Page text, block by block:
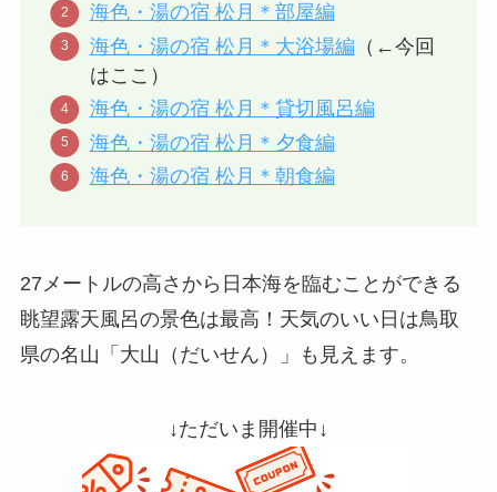
海色・湯の宿 松月＊部屋編
海色・湯の宿 松月＊大浴場編 （←今回
はここ）
海色・湯の宿 松月＊貸切風呂編
海色・湯の宿 松月＊夕食編
海色・湯の宿 松月＊朝食編
27メートルの高さから日本海を臨むことができる
眺望露天風呂の景色は最高！天気のいい日は鳥取
県の名山「大山（だいせん）」も見えます。
↓ただいま開催中↓